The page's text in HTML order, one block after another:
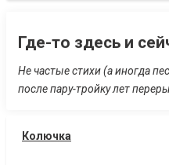
Где-то здесь и
Не частые стихи (а иногда
после пару-тройку лет
Колючка